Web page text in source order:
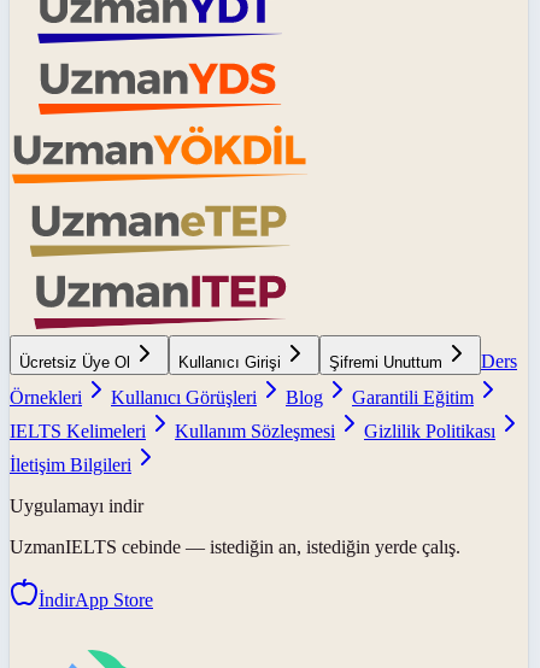
Ücretsiz Üye Ol Kullanıcı Girişi Şifremi Unuttum
Ders
Örnekleri
Kullanıcı Görüşleri Blog
Garantili Eğitim
IELTS Kelimeleri
Kullanım Sözleşmesi
Gizlilik Politikası
İletişim Bilgileri
Uygulamayı indir
UzmanIELTS cebinde — istediğin an, istediğin yerde çalış.
İndirApp Store